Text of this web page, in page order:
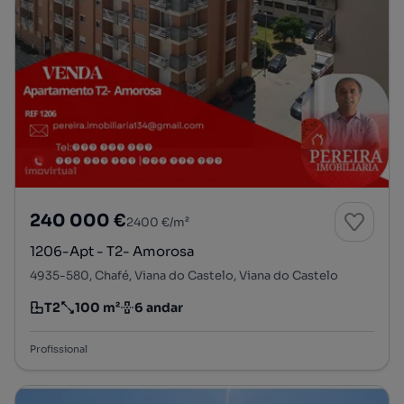
240 000 €2400 €/m²
1206-Apt - T2- Amorosa
4935-580, Chafé, Viana do Castelo, Viana do Castelo
Tipologia
T2
Preço por metro quadrado
100 m²
Andar 6 andar
Profissional